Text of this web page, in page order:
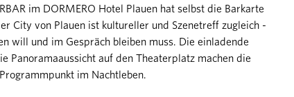
im DORMERO Hotel Plauen hat selbst die Barkarte
City von Plauen ist kultureller und Szenetreff zugleich -
will und im Gespräch bleiben muss. Die einladende
Panoramaaussicht auf den Theaterplatz machen die
im Nachtleben.